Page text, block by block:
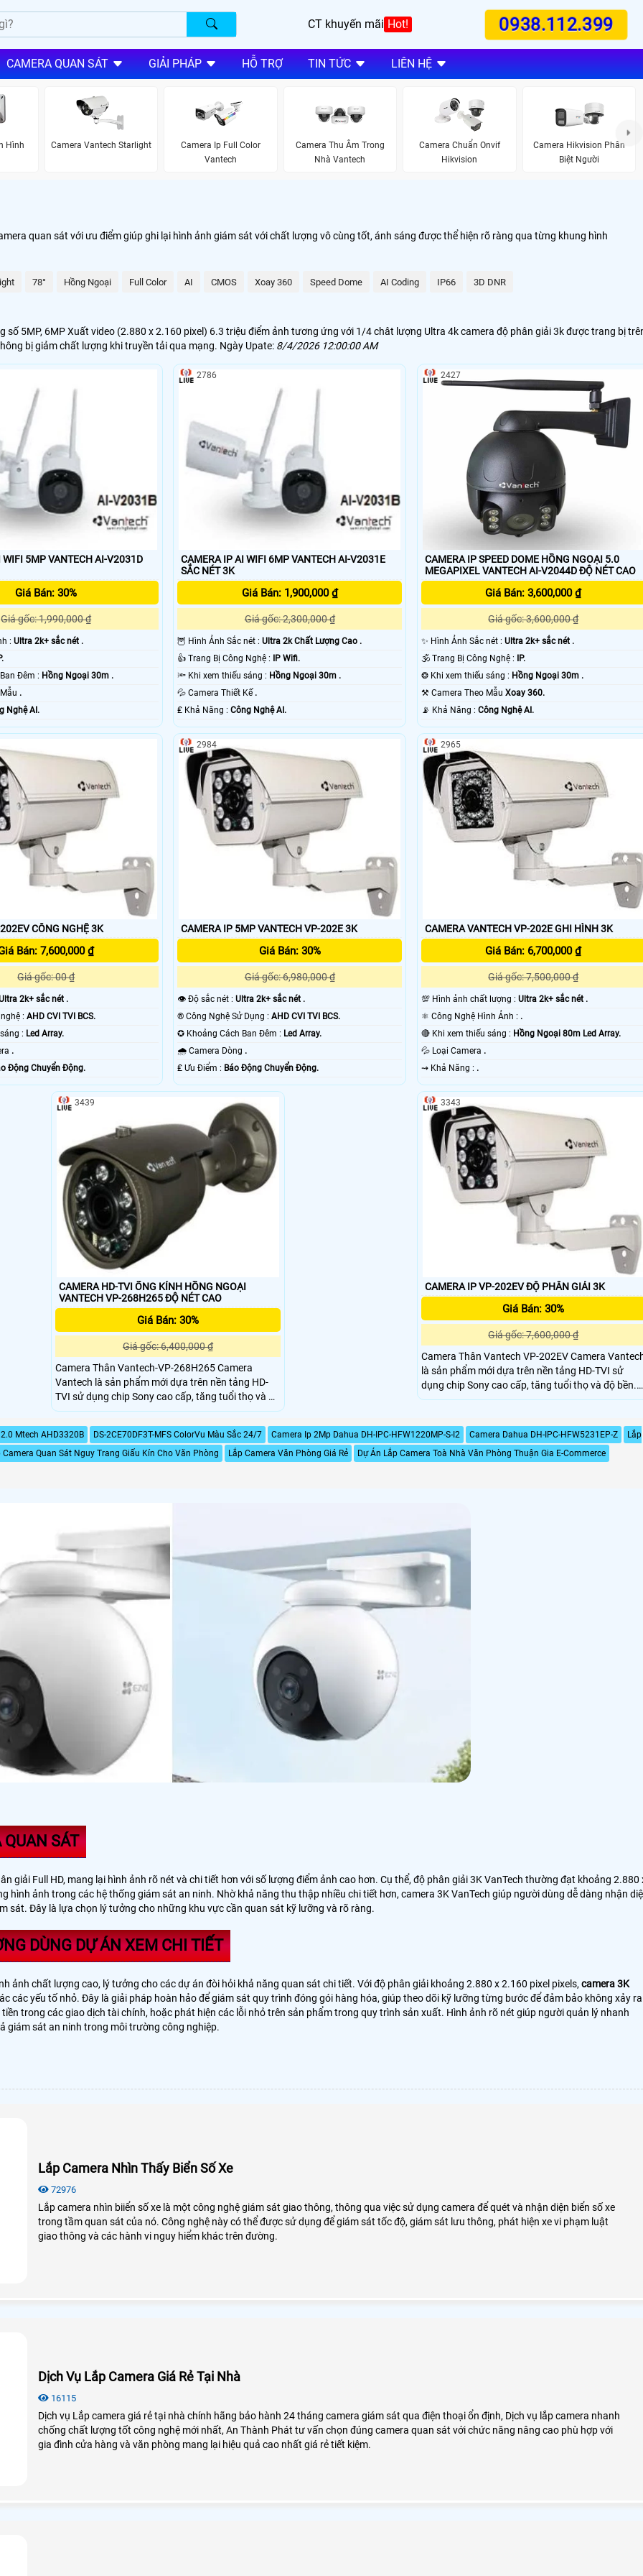
CT khuyến mãi Hot! 0938.112.399
CAMERA QUAN SÁT GIẢI PHÁP HỖ TRỢ TIN TỨC LIÊN HỆ
Hình
Camera Vantech Starlight
Camera Ip Full Color
Vantech
Camera Thu Âm Trong
Nhà Vantech
Camera Chuẩn Onvif
Hikvision
Camera Hikvision Phân
Biệt Người
quan sát với ưu điểm giúp ghi lại hình ảnh giám sát với chất lượng vô cùng tốt, ánh sáng được thể hiện rõ ràng qua từng khung hình
78° Hồng Ngoại Full Color AI CMOS Xoay 360 Speed Dome AI Coding IP66 3D DNR
5MP, 6MP Xuất video (2.880 x 2.160 pixel) 6.3 triệu điểm ảnh tương ứng với 1/4 chât lượng Ultra 4k camera độ phân giải 3k được trang bị
bị giảm chất lượng khi truyền tải qua mạng. Ngày Upate: 8/4/2026 12:00:00 AM
WIFI 5MP VANTECH AI-V2031D
Giá Bán: 30%
Giá gốc: 1,990,000 ₫
: Ultra 2k+ sắc nét .
💡 Khoảng Cách Ban Đêm : Hồng Ngoại 30m .
.
Nghệ AI.
CAMERA IP AI WIFI 6MP VANTECH AI-V2031E
SẮC NÉT 3K
Giá Bán: 1,900,000 ₫
Giá gốc: 2,300,000 ₫
🦉 Hình Ảnh Sắc nét :Ultra 2k Chất Lượng Cao .
👍 Trang Bị Công Nghệ : IP Wifi.
🔦 Khi xem thiếu sáng : Hồng Ngoại 30m .
💦 Camera Thiết Kế .
️₤ Khả Năng :Công Nghệ AI.
2786
CAMERA IP SPEED DOME HỒNG NGOẠI 5.0
MEGAPIXEL VANTECH AI-V2044D ĐỘ NÉT CAO
Giá Bán: 3,600,000 ₫
Giá gốc: 3,600,000 ₫
✨ Hình Ảnh Sắc nét : Ultra 2k+ sắc nét .
🕉️ Trang Bị Công Nghệ : IP.
❂ Khi xem thiếu sáng : Hồng Ngoại 30m .
⚒ Camera Theo Mẫu Xoay 360.
️📡 Khả Năng : Công Nghệ AI.
2427
VANTECH VP-202EV CÔNG NGHỆ 3K
Bán: 7,600,000 ₫
Giá gốc: 00 ₫
2k+ sắc nét .
👍 Camera Công nghệ : AHD CVI TVI BCS.
🌙 Khi xem thiếu sáng : Led Array.
.
Động Chuyển Động.
CAMERA IP 5MP VANTECH VP-202E 3K
Giá Bán: 30%
Giá gốc: 6,980,000 ₫
👁 Độ sắc nét :Ultra 2k+ sắc nét .
®️ Công Nghệ Sử Dụng :AHD CVI TVI BCS.
✪ Khoảng Cách Ban Đêm : Led Array.
🌧️ Camera Dòng .
️₤ Ưu Điểm : Báo Động Chuyển Động.
2984
CAMERA VANTECH VP-202E GHI HÌNH 3K
Giá Bán: 6,700,000 ₫
Giá gốc: 7,500,000 ₫
💯 Hình ảnh chất lượng : Ultra 2k+ sắc nét .
⚛️ Công Nghệ Hình Ảnh : .
🔴 Khi xem thiếu sáng : Hồng Ngoại 80m Led Array.
💦 Loại Camera .
️⇝ Khả Năng : .
2965
CAMERA HD-TVI ỐNG KÍNH HỒNG NGOẠI
VANTECH VP-268H265 ĐỘ NÉT CAO
Giá Bán: 30%
Giá gốc: 6,400,000 ₫
Camera Thân Vantech-VP-268H265 Camera
Vantech là sản phẩm mới dựa trên nền tảng HD-
TVI sử dụng chip Sony cao cấp, tăng tuổi thọ và độ
bền. Cho hình ảnh HD sắc nét với độ phân giải 5.0
Megapixel. Hỗ trợ các chức năng nổi bật khác như:
Hồng Ngoại Day/Night (ICR), Cần bằng ánh sáng
trắng( AWB), AGC,Chống ngược sáng (BLC)
3439
CAMERA IP VP-202EV ĐỘ PHÂN GIẢI 3K
Giá Bán: 30%
Giá gốc: 7,600,000 ₫
Camera Thân Vantech VP-202EV Camera
là sản phẩm mới dựa trên nền tảng HD-TVI sử
dụng chip Sony cao cấp, tăng tuổi thọ và độ bền.
Cho hình ảnh HD sắc nét với độ phân giải 5.0
Hồng Ngoại Day/Night (ICR), Cần bằng ánh sáng
trắng( AWB), AGC,Chống ngược sáng (BLC)
3343
Mtech AHD3320B DS-2CE70DF3T-MFS ColorVu Màu Sắc 24/7 Camera Ip 2Mp Dahua DH-IPC-HFW1220MP-S-I2 Camera Dahua DH-IPC-HFW5231EP-Z
Lắp
Camera Quan Sát Nguy Trang Giấu Kín Cho Văn Phòng Lắp Camera Văn Phòng Giá Rẻ
Dự Án Lắp Camera Toà Nhà Văn Phòng Thuận Gia E-Commerce
SÁT
giải Full HD, mang lại hình ảnh rõ nét và chi tiết hơn với số lượng điểm ảnh cao hơn. Cụ thể, độ phân giải 3K VanTech thường đạt khoảng 2.880
hình ảnh trong các hệ thống giám sát an ninh. Nhờ khả năng thu thập nhiều chi tiết hơn, camera 3K VanTech giúp người dùng dễ dàng nhận
sát. Đây là lựa chọn lý tưởng cho những khu vực cần quan sát kỹ lưỡng và rõ ràng.
DÙNG DỰ ÁN XEM CHI TIẾT
ảnh chất lượng cao, lý tưởng cho các dự án đòi hỏi khả năng quan sát chi tiết. Với độ phân giải khoảng 2.880 x 2.160 pixel pixels, camera 3K
các yếu tố nhỏ. Đây là giải pháp hoàn hảo để giám sát quy trình đóng gói hàng hóa, giúp theo dõi kỹ lưỡng từng bước để đảm bảo không xảy ra
trong các giao dịch tài chính, hoặc phát hiện các lỗi nhỏ trên sản phẩm trong quy trình sản xuất. Hình ảnh rõ nét giúp người quản lý nhanh
giám sát an ninh trong môi trường công nghiệp.
Lắp Camera Nhìn Thấy Biển Số Xe
72976
Lắp camera nhìn biiển số xe là một công nghệ giám sát giao thông, thông qua việc sử dụng camera để quét và nhận diện biển số xe
trong tầm quan sát của nó. Công nghệ này có thể được sử dụng để giám sát tốc độ, giám sát lưu thông, phát hiện xe vi phạm luật
giao thông và các hành vi nguy hiểm khác trên đường.
Dịch Vụ Lắp Camera Giá Rẻ Tại Nhà
16115
Dịch vụ Lắp camera giá rẻ tại nhà chính hãng bảo hành 24 tháng camera giám sát qua điện thoại ổn định, Dịch vụ lắp camera nhanh
chống chất lượng tốt công nghệ mới nhất, An Thành Phát tư vấn chọn đúng camera quan sát với chức năng nâng cao phù hợp với
gia đình cửa hàng và văn phòng mang lại hiệu quả cao nhất giá rẻ tiết kiệm.